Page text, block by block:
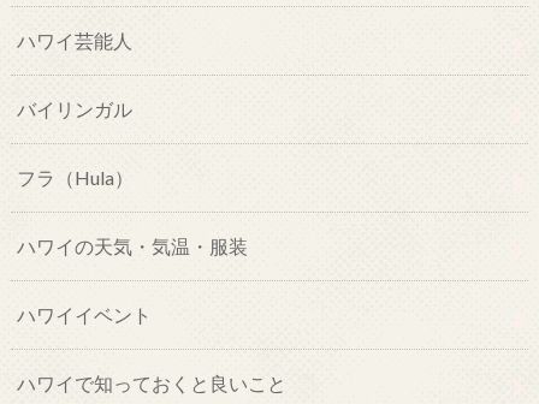
ハワイ芸能人
バイリンガル
フラ（Hula）
ハワイの天気・気温・服装
ハワイイベント
ハワイで知っておくと良いこと